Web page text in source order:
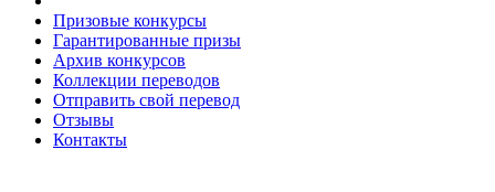
Призовые конкурсы
Гарантированные призы
Архив конкурсов
Коллекции переводов
Отправить свой перевод
Отзывы
Контакты